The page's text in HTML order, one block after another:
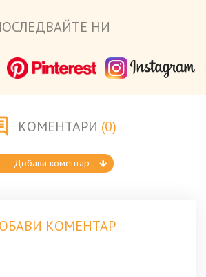
НИ
КОМЕНТАРИ (0)
Добави коментар
КОМЕНТАР